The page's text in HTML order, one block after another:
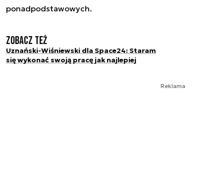
ponadpodstawowych.
Zobacz też
Uznański-Wiśniewski dla Space24: Staram
się wykonać swoją pracę jak najlepiej
Reklama